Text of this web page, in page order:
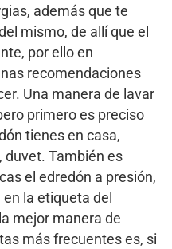
además que te
mismo, de allí que el
por ello en
recomendaciones
Una manera de lavar
primero es preciso
tienes en casa,
duvet. También es
el edredón a presión,
la etiqueta del
mejor manera de
más frecuentes es, si